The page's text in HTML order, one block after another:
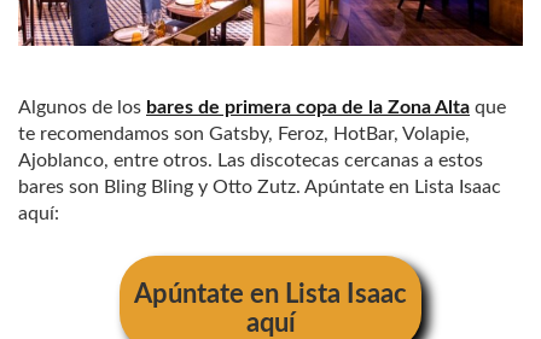
Algunos de los bares de primera copa de la Zona Alta que
te recomendamos son Gatsby, Feroz, HotBar, Volapie,
Ajoblanco, entre otros. Las discotecas cercanas a estos
bares son Bling Bling y Otto Zutz. Apúntate en Lista Isaac
aquí:
Apúntate en Lista Isaac
aquí